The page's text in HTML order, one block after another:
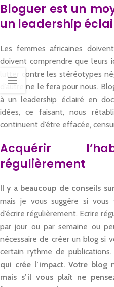
Bloguer est un
un leadership
Les femmes africaines
doivent comprendre que leurs
lutter contre les stéréotypes
d’autre ne le fera pour nous.
à un leadership éclairé en
idées, ce faisant, nous
continuent d’être effacée,
Acquérir
régulièrement
Il y a beaucoup de conseils
mais je vous suggère si vous
d’écrire régulièrement. Ecrire
par jour ou par semaine ou
nécessaire de créer un blog si
certain rythme de publications.
qui crée l’impact. Votre blog
mais s’il vous plaît ne